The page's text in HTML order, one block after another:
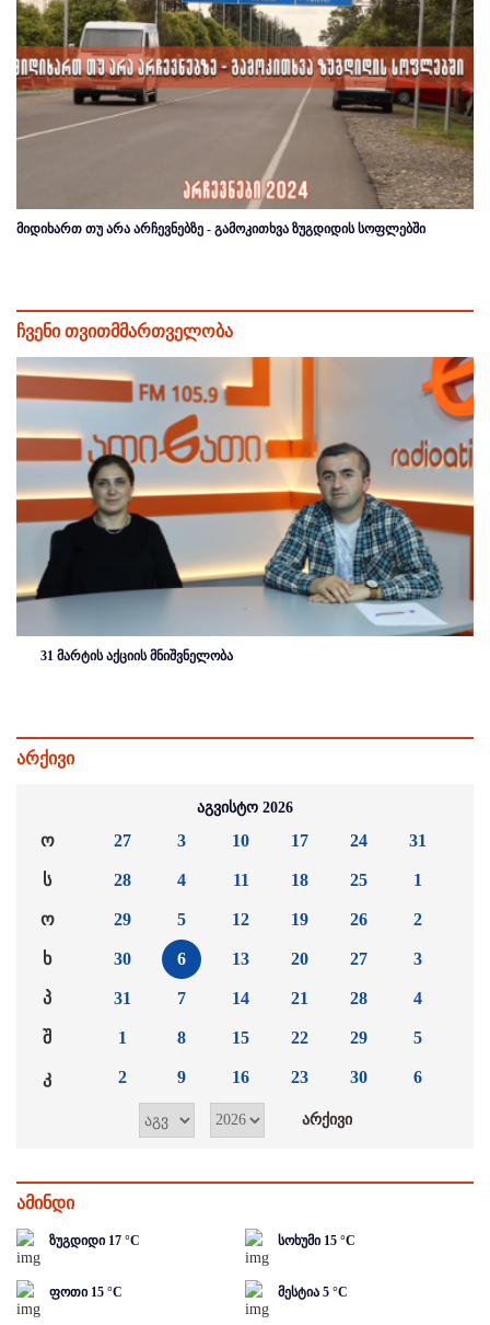
მიდიხართ თუ არა არჩევნებზე - გამოკითხვა ზუგდიდის სოფლებში
ჩვენი თვითმმართველობა
31 მარტის აქციის მნიშვნელობა
არქივი
აგვისტო 2026
ო
ს
ო
ხ
პ
შ
კ
27
28
29
30
31
1
2
3
4
5
6
7
8
9
10
11
12
13
14
15
16
17
18
19
20
21
22
23
24
25
26
27
28
29
30
31
1
2
3
4
5
6
ამინდი
ზუგდიდი 17 °C სოხუმი 15 °C
ფოთი 15 °C მესტია 5 °C